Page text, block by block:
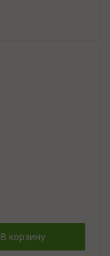
В корзину